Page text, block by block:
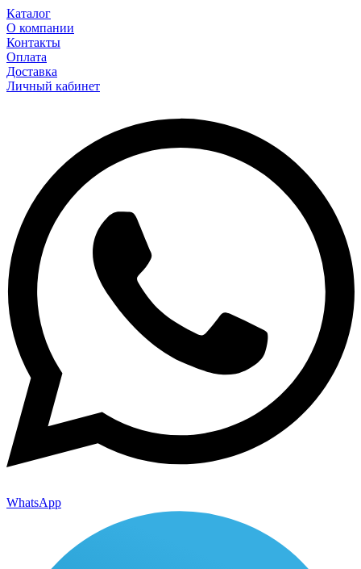
Каталог
О компании
Контакты
Оплата
Доставка
Личный кабинет
WhatsApp